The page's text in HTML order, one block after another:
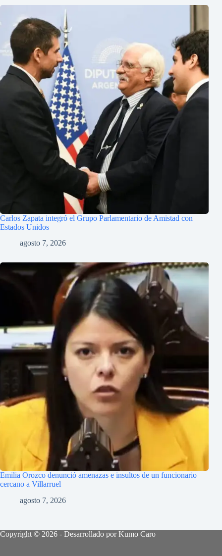
Carlos Zapata integró el Grupo Parlamentario de Amistad con
Estados Unidos
agosto 7, 2026
Emilia Orozco denunció amenazas e insultos de un funcionario
cercano a Villarruel
agosto 7, 2026
Copyright © 2026 - Desarrollado por Kumo Caro